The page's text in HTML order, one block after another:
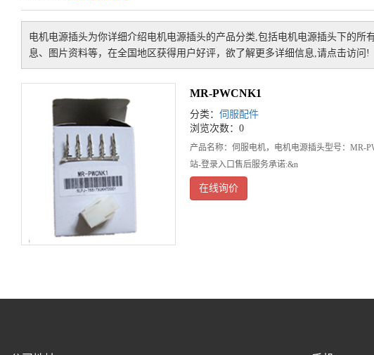
电机电源插头为你详细介绍电机电源插头的产品分类,包括电机电源插头 下的所
息、图片资料等，在全国地区获得用户好评，欲了解更多详细信息,请点击访问!
MR-PWCNK1
分类： 伺服配件
浏览次数：0
产品名称：伺服电机，电机电源插头型号：MR-
站-登录入口售后服务承诺:&n
在线询价